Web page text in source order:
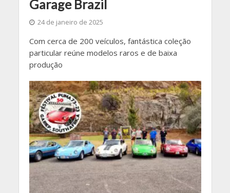
Garage Brazil
24 de janeiro de 2025
Com cerca de 200 veículos, fantástica coleção
particular reúne modelos raros e de baixa
produção